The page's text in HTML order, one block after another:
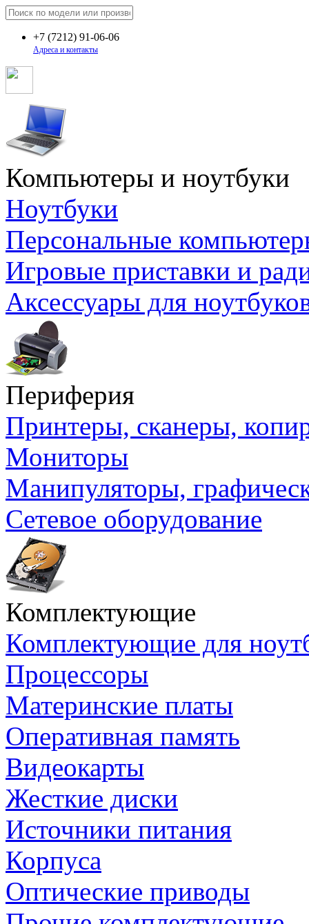
+7 (7212) 91-06-06
Адреса и контакты
Компьютеры и ноутбуки
Ноутбуки
Персональные
Игровые приставки и
Аксессуары для
Периферия
Принтеры, сканеры,
Мониторы
Манипуляторы,
Сетевое оборудование
Комплектующие
Комплектующие для
Процессоры
Материнские платы
Оперативная память
Видеокарты
Жесткие диски
Источники питания
Корпуса
Оптические приводы